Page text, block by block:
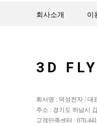
회사소개 이
3D FLY
회사명 : 덕성전자 / 대
주소 : 경기도 하남시
고객만족센터 : 070-